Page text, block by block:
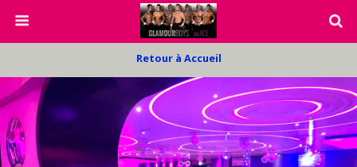
Retour à Accueil